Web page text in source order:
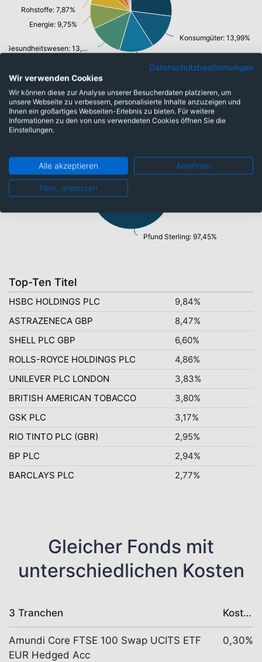
Konsumgüter: 13,99%
Gesundheitswesen: 13,42%
Energie: 9,75%
Rohstoffe: 7,87%
Währungen
Pfund Sterling: 97,45%
US-Dollar: 2,39%
Top-Ten Titel
HSBC HOLDINGS PLC
9,84%
ASTRAZENECA GBP
8,47%
SHELL PLC GBP
6,60%
ROLLS-ROYCE HOLDINGS PLC
4,86%
UNILEVER PLC LONDON
3,83%
BRITISH AMERICAN TOBACCO
3,80%
GSK PLC
3,17%
RIO TINTO PLC (GBR)
2,95%
BP PLC
2,94%
BARCLAYS PLC
2,77%
Gleicher Fonds mit
unterschiedlichen Kosten
3 Tranchen Kosten
Amundi Core FTSE 100 Swap UCITS ETF
EUR Hedged Acc
0,30%
Datenschutzbestimmungen
Wir verwenden Cookies
Wir können diese zur Analyse unserer Besucherdaten platzieren, um
unsere Webseite zu verbessern, personalisierte Inhalte anzuzeigen und
Ihnen ein großartiges Webseiten-Erlebnis zu bieten. Für weitere
Informationen zu den von uns verwendeten Cookies öffnen Sie die
Einstellungen.
Alle akzeptieren Ablehnen
Nein, anpassen